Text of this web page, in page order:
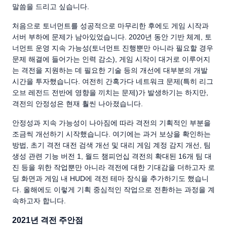
말씀을 드리고 싶습니다.
처음으로 토너먼트를 성공적으로 마무리한 후에도 게임 시작과
서버 부하에 문제가 남아있었습니다. 2020년 동안 기반 체계, 토
너먼트 운영 지속 가능성(토너먼트 진행뿐만 아니라 필요할 경우
문제 해결에 들어가는 인력 감소), 게임 시작이 대거로 이루어지
는 격전을 지원하는 데 필요한 기술 등의 개선에 대부분의 개발
시간을 투자했습니다. 여전히 간혹가다 네트워크 문제(특히 리그
오브 레전드 전반에 영향을 끼치는 문제)가 발생하기는 하지만,
격전의 안정성은 현재 훨씬 나아졌습니다.
안정성과 지속 가능성이 나아짐에 따라 격전의 기획적인 부분을
조금씩 개선하기 시작했습니다. 여기에는 과거 보상을 확인하는
방법, 초기 격전 대전 검색 개선 및 대리 게임 계정 감지 개선, 팀
생성 관련 기능 버전 1, 월드 챔피언십 격전의 확대된 16개 팀 대
진 등을 위한 작업뿐만 아니라 격전에 대한 기대감을 더하고자 로
딩 화면과 게임 내 HUD에 격전 테마 장식을 추가하기도 했습니
다. 올해에도 이렇게 기획 중심적인 작업으로 전환하는 과정을 계
속하고자 합니다.
2021년 격전 주안점